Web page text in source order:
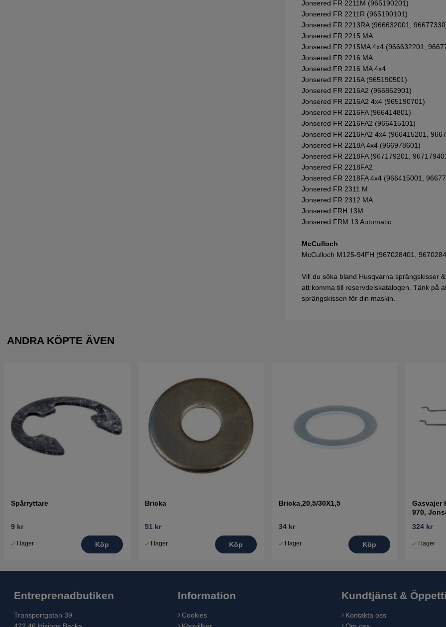
Jonsered FR 2211M (965190201)
Jonsered FR 2211R (965190101)
Jonsered FR 2213RA (966632001,
Jonsered FR 2215 MA
Jonsered FR 2215MA 4x4 (966632201,
Jonsered FR 2216 MA
Jonsered FR 2216 MA 4x4
Jonsered FR 2216A (965190501)
Jonsered FR 2216A2 (966862901)
Jonsered FR 2216A2 4x4 (965190701)
Jonsered FR 2216FA (966414801)
Jonsered FR 2216FA2 (966415101)
Jonsered FR 2216FA2 4x4 (966415201,
Jonsered FR 2218A 4x4 (966978601)
Jonsered FR 2218FA (967179201,
Jonsered FR 2218FA2
Jonsered FR 2218FA 4x4 (966415001,
Jonsered FR 2311 M
Jonsered FR 2312 MA
Jonsered FRH 13M
Jonsered FRM 13 Automatic
McCulloch
McCulloch M125-94FH (967028401,
Vill du söka bland Husqvarna sprängskisser
att komma till reservdelskatalogen. Tänk på
sprängskissen för din maskin.
ANDRA KÖPTE ÄVEN
Spårryttare
9 kr
I lager Köp
Bricka
51 kr
I lager Köp
Bricka,20,5/30X1,5
34 kr
I lager Köp
Gasvajer
970,
324 kr
I lager
Entreprenadbutiken
Transportgatan 39
Information
Cookies
Kundtjänst &
Kontakta oss